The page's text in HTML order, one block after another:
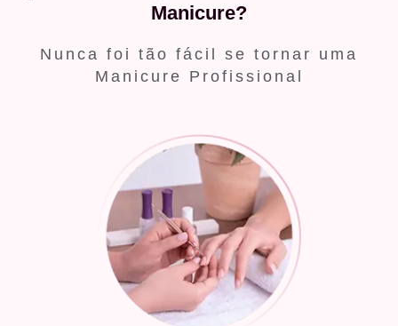
Manicure?
Nunca foi tão fácil se tornar uma
Manicure Profissional